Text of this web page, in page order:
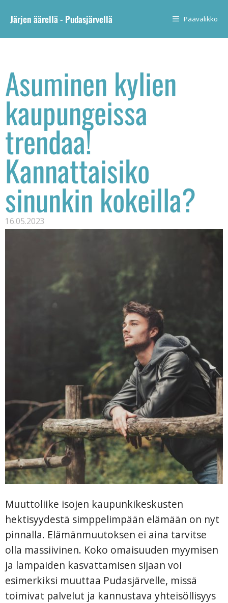
Järjen äärellä - Pudasjärvellä Päävalikko
Asuminen kylien
kaupungeissa
trendaa!
Kannattaisiko
sinunkin kokeilla?
16.05.2023
Muuttoliike isojen kaupunkikeskusten
hektisyydestä simppelimpään elämään on nyt
pinnalla. Elämänmuutoksen ei aina tarvitse
olla massiivinen. Koko omaisuuden myymisen
ja lampaiden kasvattamisen sijaan voi
esimerkiksi muuttaa Pudasjärvelle, missä
toimivat palvelut ja kannustava yhteisöllisyys